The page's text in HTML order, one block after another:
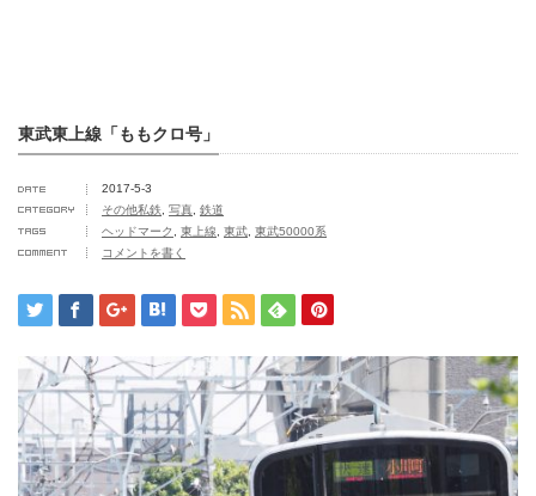
東武東上線「ももクロ号」
2017-5-3
その他私鉄 写真
鉄道
ヘッドマーク
東上線 東武 東武50000系
コメントを書く